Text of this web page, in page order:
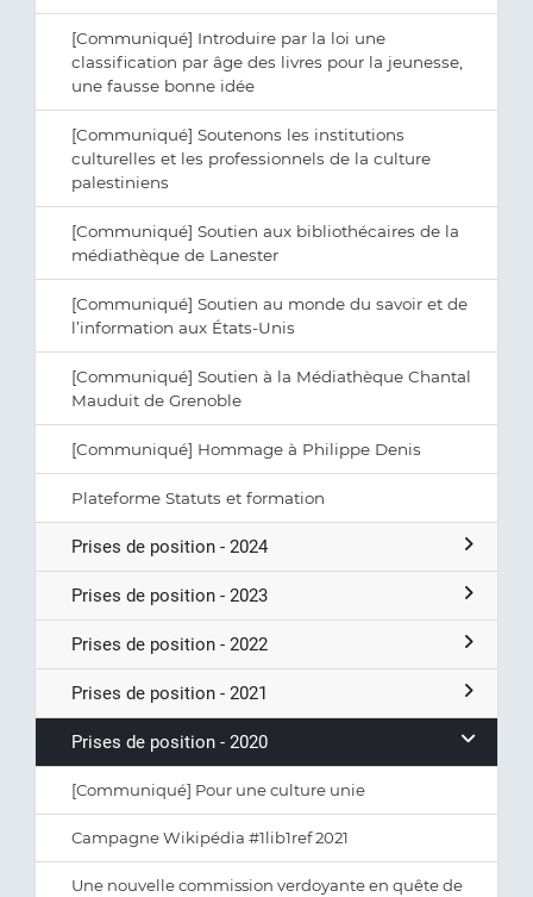
[Communiqué] Introduire par la loi une
classification par âge des livres pour la jeunesse,
une fausse bonne idée
[Communiqué] Soutenons les institutions
culturelles et les professionnels de la culture
palestiniens
[Communiqué] Soutien aux bibliothécaires de la
médiathèque de Lanester
[Communiqué] Soutien au monde du savoir et de
l’information aux États-Unis
[Communiqué] Soutien à la Médiathèque Chantal
Mauduit de Grenoble
[Communiqué] Hommage à Philippe Denis
Plateforme Statuts et formation
Prises de position - 2024
Prises de position - 2023
Prises de position - 2022
Prises de position - 2021
Prises de position - 2020
[Communiqué] Pour une culture unie
Campagne Wikipédia #1lib1ref 2021
Une nouvelle commission verdoyante en quête de